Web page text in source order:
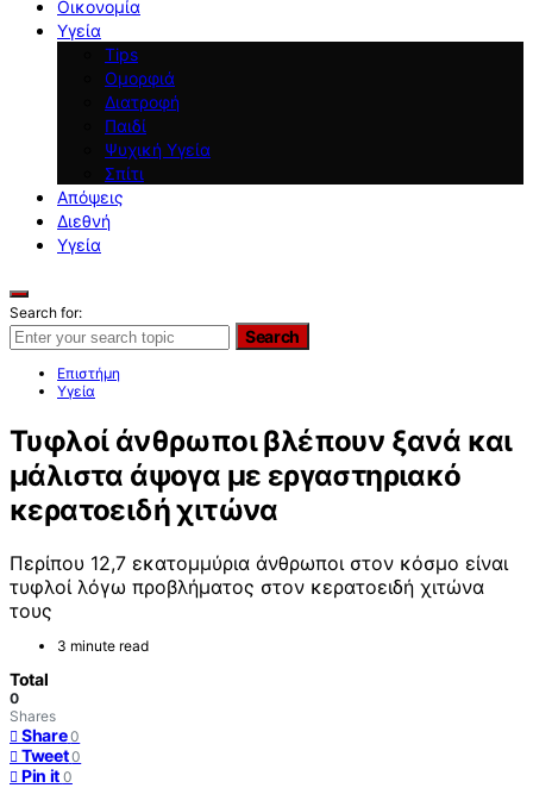
Οικονομία
Υγεία
Tips
Ομορφιά
Διατροφή
Παιδί
Ψυχική Υγεία
Σπίτι
Απόψεις
Διεθνή
Υγεία
Search for:
Search
Επιστήμη
Υγεία
Τυφλοί άνθρωποι βλέπουν ξανά και
μάλιστα άψογα με εργαστηριακό
κερατοειδή χιτώνα
Περίπου 12,7 εκατομμύρια άνθρωποι στον κόσμο είναι
τυφλοί λόγω προβλήματος στον κερατοειδή χιτώνα
τους
3 minute read
Total
0
Shares
Share 0
Tweet 0
Pin it 0